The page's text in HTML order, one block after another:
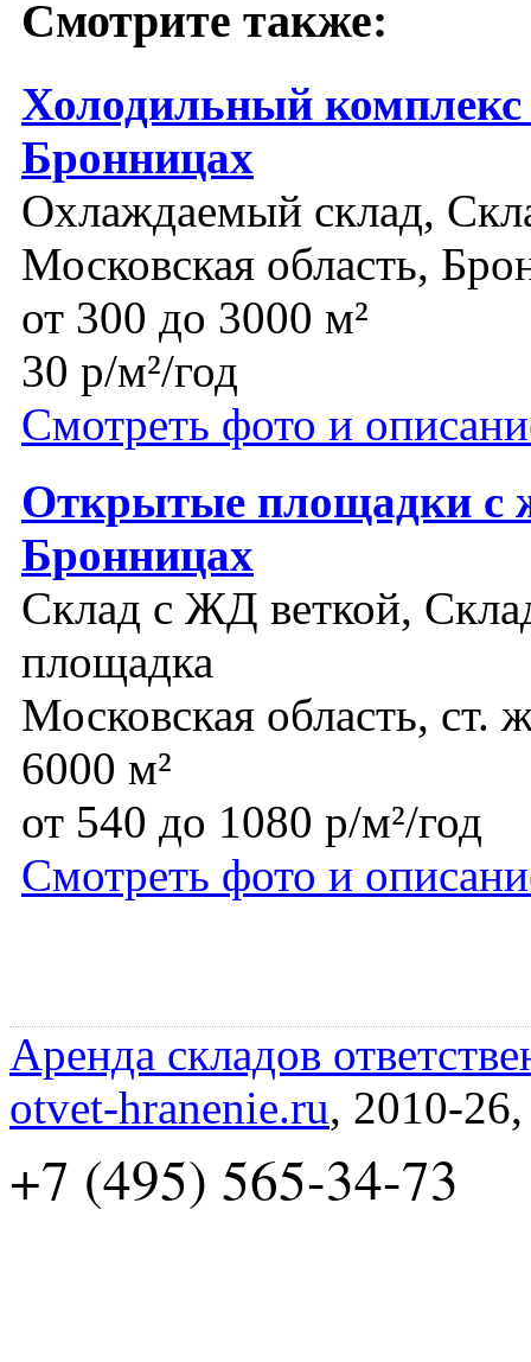
Смотрите также:
Холодильный комплекс
Бронницах
Охлаждаемый склад,
Московская область,
от 300 до 3000 м²
30 р/м²/год
Смотреть фото и
Открытые площадки с
Бронницах
Склад с ЖД веткой,
площадка
Московская область,
6000 м²
от 540 до 1080 р/м²/год
Смотреть фото и
Аренда складов
otvet-hranenie.ru, 2010-
+7 (495) 565-34-73